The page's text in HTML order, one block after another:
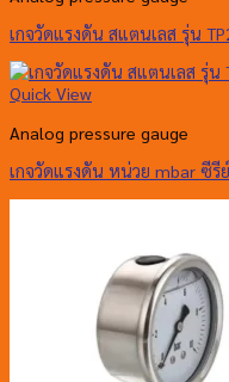
เกจวัดแรงดัน สแตนเลส รุ่น
Quick View
Analog pressure gauge
เกจวัดแรงดัน หน่วย mbar ซีรี